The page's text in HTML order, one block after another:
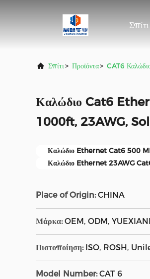
Σπίτι
Σπίτι> Προϊόντα> CAT6
Καλώδιο Cat6
1000ft, 23AWG,
Καλώδιο Ethernet Cat6 500
Καλώδιο Ethernet 23AWG
Place of Origin: CHINA
Μάρκα: OEM, ODM,
Πιστοποίηση: ISO, ROSH,
Model Number: CAT 6